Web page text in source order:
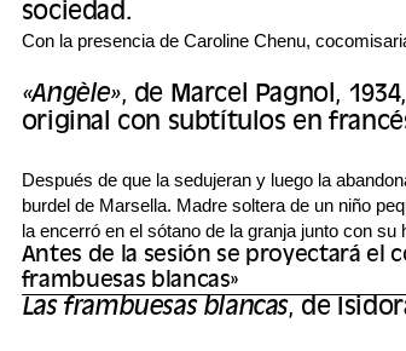
sociedad.
Con la presencia de Caroline Chenu,
«Angèle», de Marcel Pagnol,
original con subtítulos en
Después de que la sedujeran y luego la
burdel de Marsella. Madre soltera de un niño
la encerró en el sótano de la granja junto con
Antes de la sesión se proyectará el
frambuesas blancas»
Las frambuesas blancas, de